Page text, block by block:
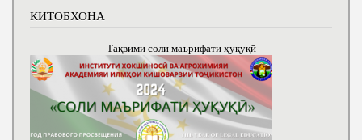
КИТОБХОНА
Тақвими соли маърифати ҳуқуқӣ